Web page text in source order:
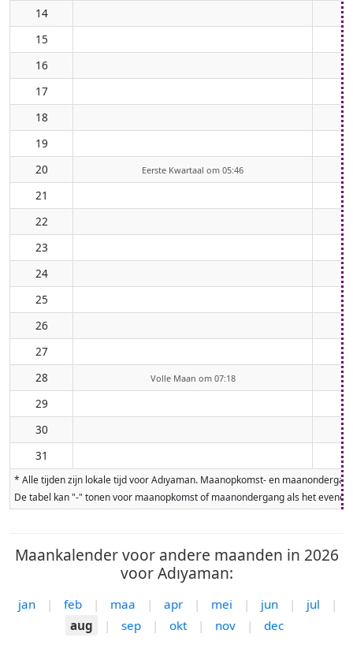
14
15
16
17
18
19
20
Eerste Kwartaal om 05:46
21
22
23
24
25
26
27
28
Volle Maan om 07:18
29
30
31
* Alle tijden zijn lokale tijd voor Adıyaman. Maanopkomst- en
De tabel kan "-" tonen voor maanopkomst of maanondergang als het
Maankalender voor andere maanden in 2026
voor Adıyaman:
jan | feb | maa | apr | mei | jun | jul
|
aug
| sep | okt | nov | dec